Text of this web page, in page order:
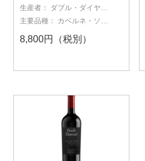
生産者： ダブル・ダイヤモ
ンド
主要品種： カベルネ・ソー
8,800円（税別）